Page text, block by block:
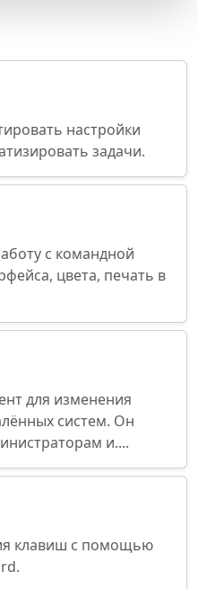
настройки
задачи.
с командной
цвета, печать в
для изменения
систем. Он
и....
клавиш с помощью